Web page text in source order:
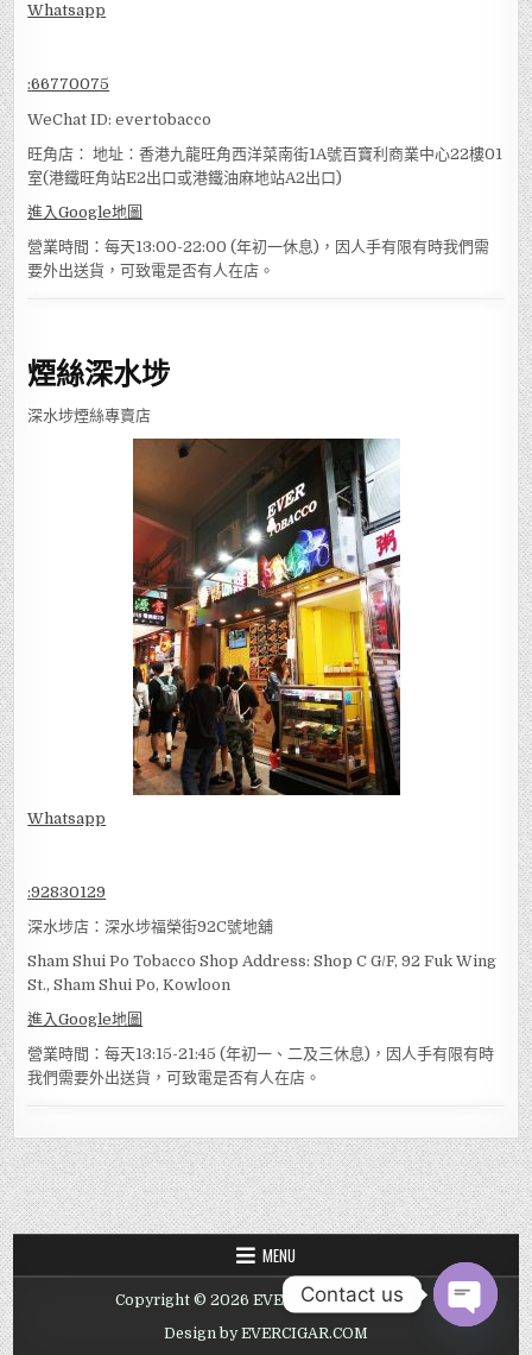
Whatsapp
:66770075
WeChat ID: evertobacco
旺角店： 地址：香港九龍旺角西洋菜南街1A號百寶利商業中心22樓01
室(港鐵旺角站E2出口或港鐵油麻地站A2出口)
進入Google地圖
營業時間：每天13:00-22:00 (年初一休息)，因人手有限有時我們需
要外出送貨，可致電是否有人在店。
煙絲深水埗
深水埗煙絲專賣店
Whatsapp
:92830129
深水埗店：深水埗福榮街92C號地舖
Sham Shui Po Tobacco Shop Address: Shop C G/F, 92 Fuk Wing
St., Sham Shui Po, Kowloon
進入Google地圖
營業時間：每天13:15-21:45 (年初一、二及三休息)，因人手有限有時
我們需要外出送貨，可致電是否有人在店。
MENU
Copyright © 2026 EVER TOBACCO SHOP
Design by EVERCIGAR.COM
Contact us
OPEN